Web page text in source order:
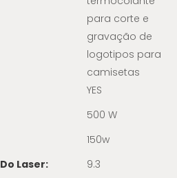
para corte e
gravação de
logotipos para
camisetas
YES
500 W
150w
Laser:
9.3